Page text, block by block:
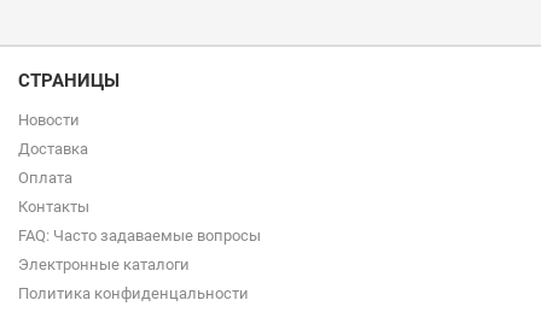
СТРАНИЦЫ
Новости
Доставка
Оплата
Контакты
FAQ: Часто задаваемые вопросы
Электронные каталоги
Политика конфиденцальности